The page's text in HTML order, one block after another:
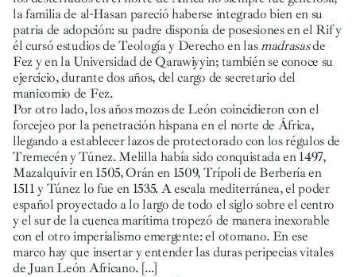
la familia de al-Hasan pareció haberse integrado bien en su
patria de adopción: su padre disponía de posesiones en el Rif y
él cursó estudios de Teología y Derecho en lasmadrasasde
Fez y en la Universidad de Qarawiyyin; también se conoce su
ejercicio, durante dos años, del cargo de secretario del
manicomio de Fez.
Por otro lado, los años mozos de León coincidieron con el
forcejeo por la penetración hispana en el norte de África,
llegando a establecer lazos de protectorado con los régulos de
Tremecén y Túnez. Melilla había sido conquistada en 1497,
Mazalquivir en 1505, Orán en 1509, Trípoli de Berbería en
1511 y Túnez lo fue en 1535. A escala mediterránea, el poder
español proyectado a lo largo de todo el siglo sobre el centro
y el sur de la cuenca marítima tropezó de manera inexorable
con el otro imperialismo emergente: el otomano. En ese
marco hay que insertar y entender las duras peripecias vitales
de Juan León Africano.[...]